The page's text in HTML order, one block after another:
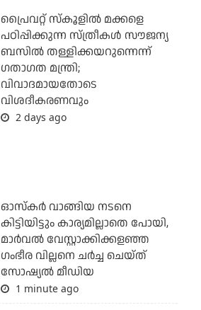
പ്രൈവറ്റ് സ്‌കൂളില്‍ മക്കളെ
പഠിപ്പിക്കുന്ന സ്ത്രീകള്‍ സൗജന്യ
ബസില്‍ തള്ളിക്കയറുന്നെന്ന്
ഗതാഗത മന്ത്രി;
വിവാദമായതോടെ
വിശദീകരണവും
2 days ago
ഓസ്‌കര്‍ വാങ്ങിയ നടനെ
കിട്ടിയിട്ടും കാര്യമില്ലാതെ പോയി,
മാര്‍വല്‍ വേസ്റ്റാക്കിക്കളഞ്ഞ
ഗംഭീര വില്ലനെ ചര്‍ച്ച ചെയ്ത്
സോഷ്യല്‍ മീഡിയ
1 minute ago